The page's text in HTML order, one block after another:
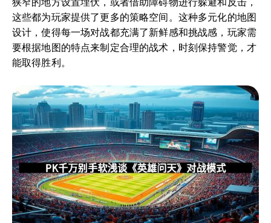
狭窄的地方设置埋伏，或者借助障碍物进行躲避和反击，
这些都为玩家提供了更多的策略空间。这种多元化的地图
设计，使得每一场对战都充满了新鲜感和挑战感，玩家需
要根据地图的特点来制定合理的战术，时刻保持警觉，才
能取得胜利。